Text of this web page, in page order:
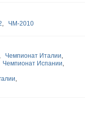
, ЧМ-2010
, Чемпионат Италии,
Чемпионат Испании,
,